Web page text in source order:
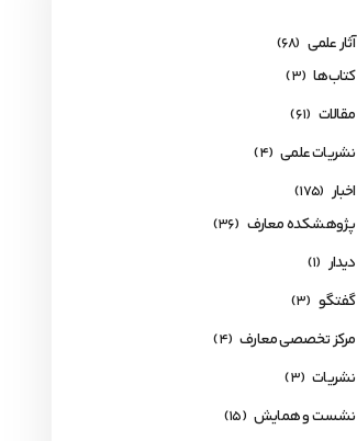
آثار علمی (68)
کتاب‌ها (3)
مقالات (61)
نشریات علمی (4)
اخبار (175)
پژوهشکده معارف (36)
دیدار (1)
گفتگو (3)
مرکز تخصصی معارف (4)
نشریات (3)
نشست و همایش (15)